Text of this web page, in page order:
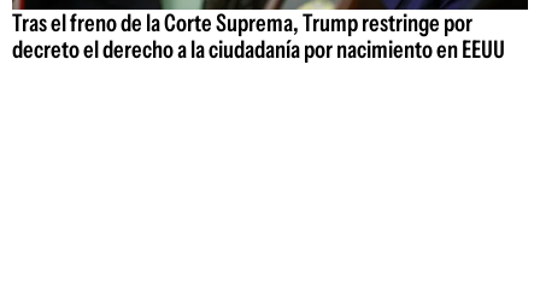
Tras el freno de la Corte Suprema, Trump restringe por
decreto el derecho a la ciudadanía por nacimiento en EEUU